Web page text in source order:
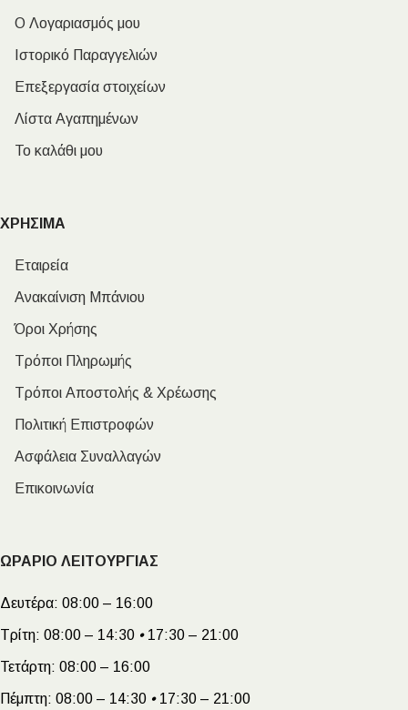
Ο Λογαριασμός μου
Ιστορικό Παραγγελιών
Επεξεργασία στοιχείων
Λίστα Αγαπημένων
Το καλάθι μου
ΧΡΗΣΙΜΑ
Εταιρεία
Ανακαίνιση Μπάνιου
Όροι Χρήσης
Τρόποι Πληρωμής
Τρόποι Αποστολής & Χρέωσης
Πολιτική Επιστροφών
Ασφάλεια Συναλλαγών
Επικοινωνία
ΩΡΑΡΙΟ ΛΕΙΤΟΥΡΓΙΑΣ
Δευτέρα: 08:00 – 16:00
Τρίτη: 08:00 – 14:30 •17:30 – 21:00
Τετάρτη: 08:00 – 16:00
Πέμπτη: 08:00 – 14:30 •17:30 – 21:00